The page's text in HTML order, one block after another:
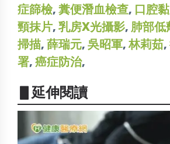
症篩檢, 糞便潛血檢查, 口腔
頸抹片, 乳房X光攝影, 肺部低
掃描, 薛瑞元, 吳昭軍,林莉茹,
署, 癌症防治,
▋延伸閱讀